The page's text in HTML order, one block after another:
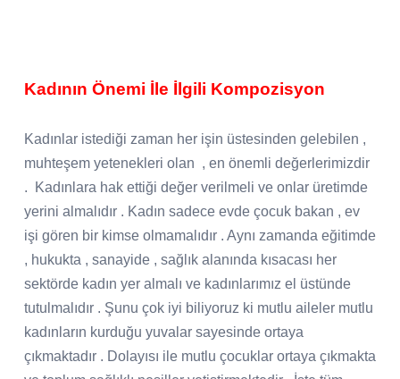
Kadının Önemi İle İlgili Kompozisyon
Kadınlar istediği zaman her işin üstesinden gelebilen ,
muhteşem yetenekleri olan , en önemli değerlerimizdir
.
Kadınlara hak ettiği değer verilmeli ve onlar üretimde
yerini almalıdır . Kadın sadece evde çocuk bakan , ev
işi gören bir kimse olmamalıdır . Aynı zamanda eğitimde
, hukukta , sanayide , sağlık alanında kısacası her
sektörde kadın yer almalı ve kadınlarımız el üstünde
tutulmalıdır . Şunu çok iyi biliyoruz ki mutlu aileler mutlu
kadınların kurduğu yuvalar sayesinde ortaya
çıkmaktadır . Dolayısı ile mutlu çocuklar ortaya çıkmakta